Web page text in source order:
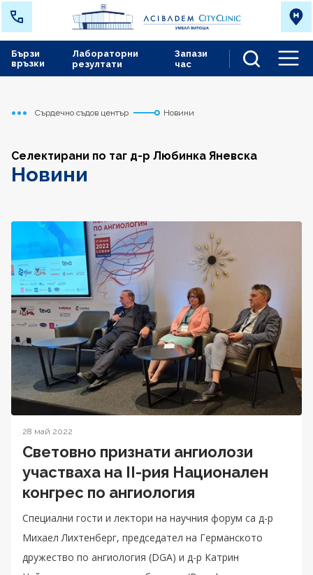
Лабораторни
резултати
Запази
час
Бързи
връзки
Начало
Сърдечно съдов център Новини
Селектирани по таг д-р Любинка Яневска
Новини
28 май 2022
Световно признати ангиолози
участваха на II-рия Национален
конгрес по ангиология
Специални гости и лектори на научния форум са д-р
Михаел Лихтенберг, председател на Германското
дружество по ангиология (DGA) и д-р Катрин